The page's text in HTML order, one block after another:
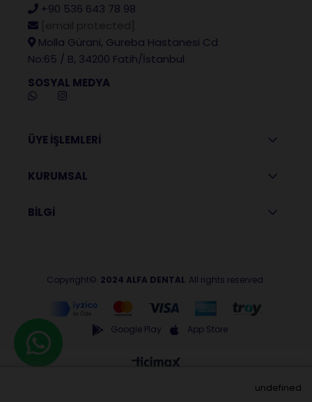
+90 536 643 78 98
Molla Gürani, Gureba Hastanesi Cd
No:65 / B, 34200 Fatih/İstanbul
SOSYAL MEDYA
ÜYE İŞLEMLERİ
KURUMSAL
BİLGİ
Copyright© 2024 ALFA DENTAL All rights reserved.
Google Play App Store
undefined